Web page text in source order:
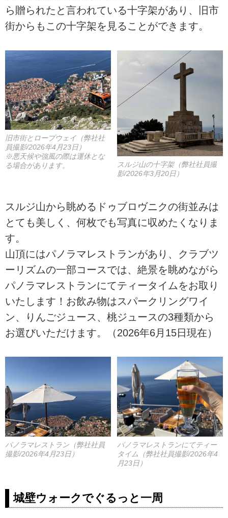
ら贈られたと言われている十字架があり、旧市
街からもこの十字架を見ることができます。
旧市街とロープウェイ（弊社社
員撮影/2026年4月23日）
※悪天候や強風の際は運休とな
る場合があります。
スルジ山の十字架（弊社社員撮
影/2026年3月20日）
スルジ山から眺めるドゥブロヴニクの街並みは
とても美しく、何枚でも写真に収めたくなりま
す。
山頂にはパノラマレストランがあり、クラブツ
ーリズムの一部コースでは、絶景を眺めながら
パノラマレストランにてティータイムをお取り
いたします！お飲み物はスパークリングワイ
ン、りんごジュース、桃ジュースの3種類から
お選びいただけます。（2026年6月15日現在）
パノラマレストラン（弊社社員
撮影/2026年4月23日）
パノラマレストランにてティー
タイム（弊社社員撮影/2026年4
月23日）
城壁ウォークでぐるっと一周